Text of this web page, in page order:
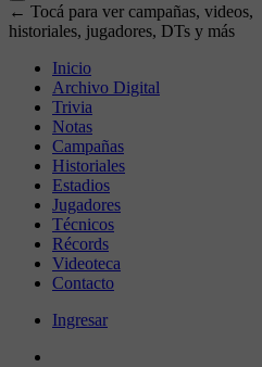
← Tocá para ver campañas, videos,
historiales, jugadores, DTs y más
Inicio
Archivo Digital
Trivia
Notas
Campañas
Historiales
Estadios
Jugadores
Técnicos
Récords
Videoteca
Contacto
Ingresar